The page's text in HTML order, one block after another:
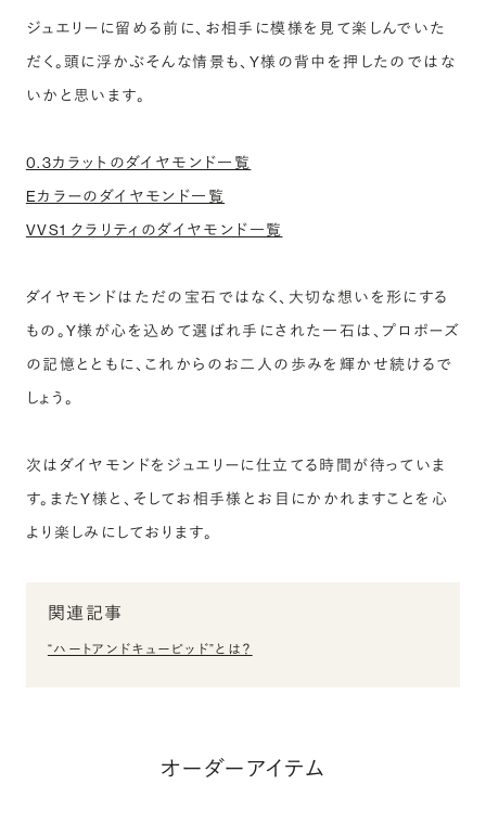
ジュエリーに留める前に、お相手に模様を見て楽しんでいた
だく。頭に浮かぶそんな情景も、Y様の背中を押したのではな
いかと思います。
0.3カラットのダイヤモンド一覧
Eカラーのダイヤモンド一覧
VVS1 クラリティのダイヤモンド一覧
ダイヤモンドはただの宝石ではなく、大切な想いを形にする
もの。Y様が心を込めて選ばれ手にされた一石は、プロポーズ
の記憶とともに、これからのお二人の歩みを輝かせ続けるで
しょう。
次はダイヤモンドをジュエリーに仕立てる時間が待っていま
す。またY様と、そしてお相手様とお目にかかれますことを心
より楽しみにしております。
関連記事
“ハートアンドキューピッド”とは？
オーダーアイテム